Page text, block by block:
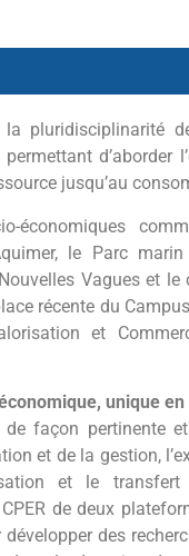
la pluridisciplinarité
d’aborder
jusqu’au
économiques
le Parc marin
Vagues et le
récente du
et
unique en
de façon pertinente
et de la gestion,
et le transfert
de deux
des